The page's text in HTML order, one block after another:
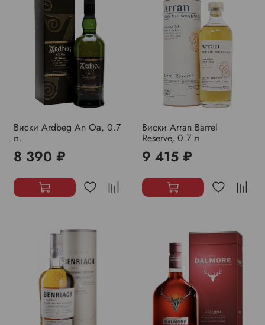
Виски Ardbeg An Oa, 0.7
л.
8 390 ₽
Виски Arran Barrel
Reserve, 0.7 л.
9 415 ₽